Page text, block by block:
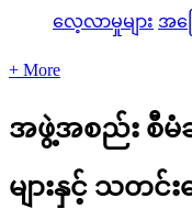
လေ့လာမှုများ အက
+ More
အဖွဲ့အစည်း စီမံခ
များနှင့် သတင်